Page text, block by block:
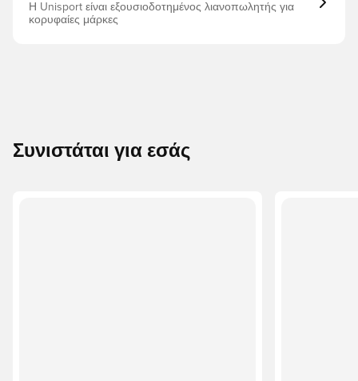
Η Unisport είναι εξουσιοδοτημένος λιανοπωλητής για
κορυφαίες μάρκες
Συνιστάται για εσάς